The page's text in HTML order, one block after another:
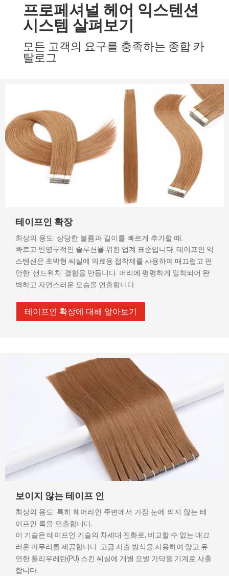
프로페셔널 헤어 익스텐션
시스템 살펴보기
모든 고객의 요구를 충족하는 종합 카
탈로그
테이프인 확장
최상의 용도: 상당한 볼륨과 길이를 빠르게 추가할 때.
빠르고 반영구적인 솔루션을 위한 업계 표준입니다. 테이프인 익
스텐션은 초박형 씨실에 의료용 접착제를 사용하여 매끄럽고 편
안한 '샌드위치' 결합을 만듭니다. 머리에 평평하게 밀착되어 완
벽하고 자연스러운 모습을 연출합니다.
테이프인 확장에 대해 알아보기
보이지 않는 테이프 인
최상의 용도: 특히 헤어라인 주변에서 가장 눈에 띄지 않는 테
이프인 룩을 연출합니다.
이 기술은 테이프인 기술의 차세대 진화로, 비교할 수 없는 매끄
러운 마무리를 제공합니다. 고급 사출 방식을 사용하여 얇고 유
연한 폴리우레탄(PU) 스킨 씨실에 개별 모발 가닥을 기계로 사출
합니다.